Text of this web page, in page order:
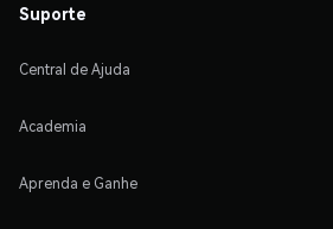
Suporte
Central de Ajuda
Academia
Aprenda e Ganhe